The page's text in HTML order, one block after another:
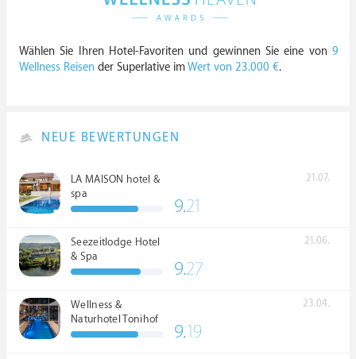
Wählen Sie Ihren Hotel-Favoriten und gewinnen Sie eine von 9
Wellness Reisen der Superlative imWert von 23.000 €.
NEUE BEWERTUNGEN
LA MAISON hotel &
spa
21.07.
9.21
Seezeitlodge Hotel
& Spa
21.06.
9.27
Wellness &
Naturhotel Tonihof
****S
23.04.
9.19